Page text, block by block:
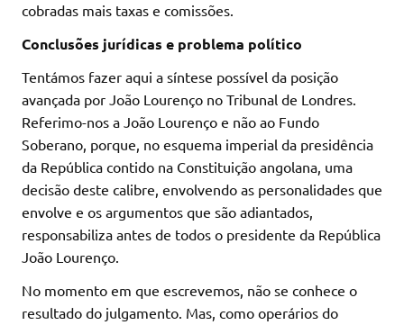
cobradas mais taxas e comissões.
Conclusões jurídicas e problema político
Tentámos fazer aqui a síntese possível da posição
avançada por João Lourenço no Tribunal de Londres.
Referimo-nos a João Lourenço e não ao Fundo
Soberano, porque, no esquema imperial da presidência
da República contido na Constituição angolana, uma
decisão deste calibre, envolvendo as personalidades que
envolve e os argumentos que são adiantados,
responsabiliza antes de todos o presidente da República
João Lourenço.
No momento em que escrevemos, não se conhece o
resultado do julgamento. Mas, como operários do